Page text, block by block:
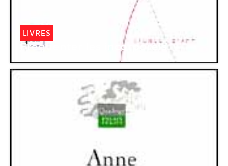
LIVRES
Fréquenter les incorporels